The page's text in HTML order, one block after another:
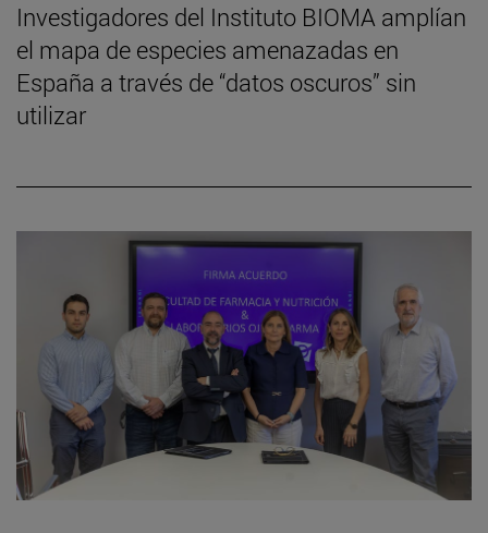
Investigadores del Instituto BIOMA amplían
el mapa de especies amenazadas en
España a través de “datos oscuros” sin
utilizar